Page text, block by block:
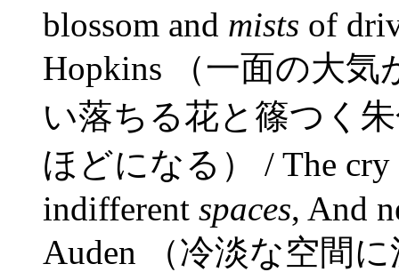
blossom and mists of
Hopkins （一面の大
い落ちる花と篠つく
ほどになる） / The cry
indifferent spaces, And
Auden （冷淡な空間